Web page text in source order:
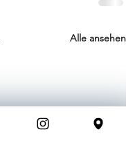
Alle ansehen